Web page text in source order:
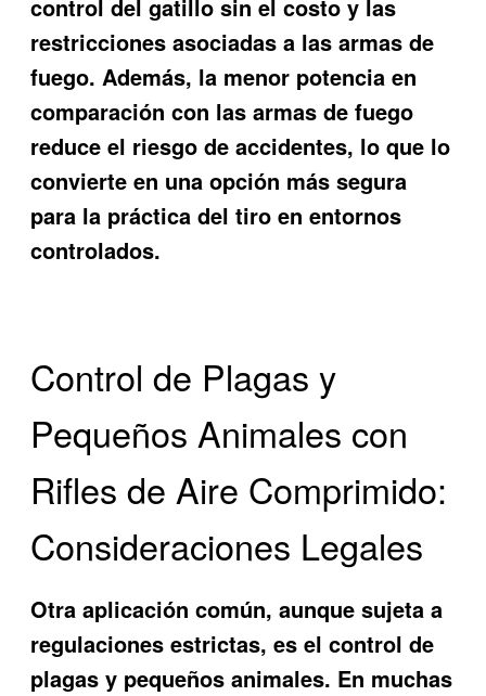
control del gatillo sin el costo y las
restricciones asociadas a las armas de
fuego. Además, la menor potencia en
comparación con las armas de fuego
reduce el riesgo de accidentes, lo que lo
convierte en una opción más segura
para la práctica del tiro en entornos
controlados.
Control de Plagas y
Pequeños Animales con
Rifles de Aire Comprimido:
Consideraciones Legales
Otra aplicación común, aunque sujeta a
regulaciones estrictas, es el control de
plagas y pequeños animales. En muchas